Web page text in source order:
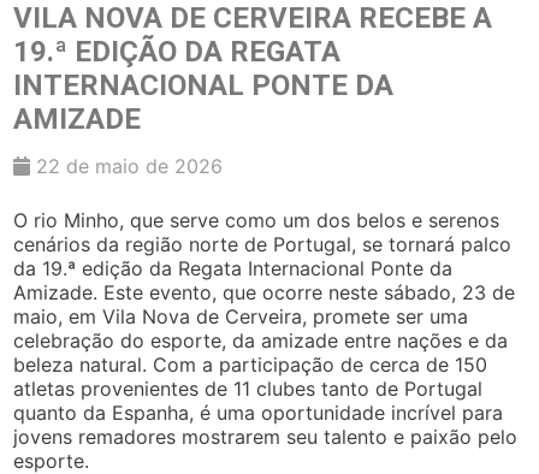
VILA NOVA DE CERVEIRA RECEBE A
19.ª EDIÇÃO DA REGATA
INTERNACIONAL PONTE DA
AMIZADE
22 de maio de 2026
O rio Minho, que serve como um dos belos e serenos
cenários da região norte de Portugal, se tornará palco
da 19.ª edição da Regata Internacional Ponte da
Amizade. Este evento, que ocorre neste sábado, 23 de
maio, em Vila Nova de Cerveira, promete ser uma
celebração do esporte, da amizade entre nações e da
beleza natural. Com a participação de cerca de 150
atletas provenientes de 11 clubes tanto de Portugal
quanto da Espanha, é uma oportunidade incrível para
jovens remadores mostrarem seu talento e paixão pelo
esporte.